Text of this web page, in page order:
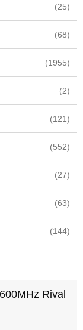
(25)
(68)
(1955)
(2)
(121)
(552)
(27)
(63)
(144)
Rival